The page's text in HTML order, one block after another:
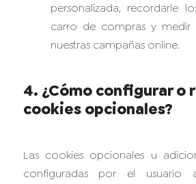
personalizada, recordarle
carro de compras y medir
nuestras campañas online.
4. ¿Cómo configurar o
cookies opcionales?
Las cookies opcionales u
configuradas por el usuario